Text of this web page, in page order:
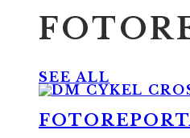
SEE ALL